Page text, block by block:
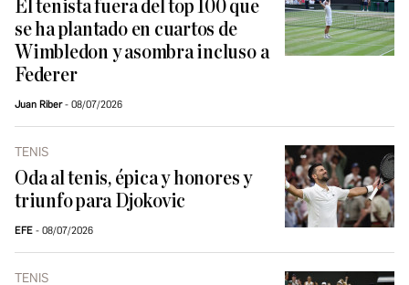
El tenista fuera del top 100 que
se ha plantado en cuartos de
Wimbledon y asombra incluso a
Federer
Juan Riber 08/07/2026
TENIS
Oda al tenis, épica y honores y
triunfo para Djokovic
EFE 08/07/2026
TENIS